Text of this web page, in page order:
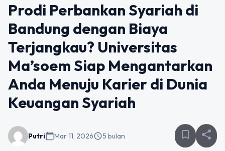
Prodi Perbankan Syariah di
Bandung dengan Biaya
Terjangkau? Universitas
Ma’soem Siap Mengantarkan
Anda Menuju Karier di Dunia
Keuangan Syariah
Putricalendar_todayMar 11, 2026schedule5 bulan bookmark_border share